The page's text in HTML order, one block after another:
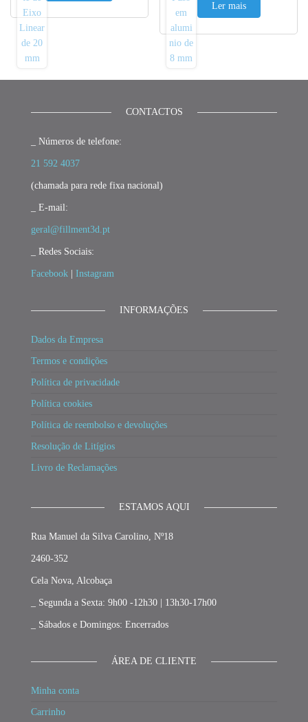
Ler mais
CONTACTOS
_ Números de telefone:
21 592 4037
(chamada para rede fixa nacional)
_ E-mail:
geral@fillment3d.pt
_ Redes Sociais:
Facebook Instagram
INFORMAÇÕES
Dados da Empresa
Termos e condições
Política de privacidade
Política cookies
Política de reembolso e devoluções
Resolução de Litígios
Livro de Reclamações
ESTAMOS AQUI
Rua Manuel da Silva Carolino, Nº18
2460-352
Cela Nova, Alcobaça
_ Segunda a Sexta: 9h00 -12h30 | 13h30-17h00
_ Sábados e Domingos: Encerrados
ÁREA DE CLIENTE
Minha conta
Carrinho